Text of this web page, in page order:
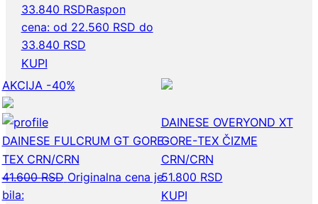
33.840 RSDRaspon
cena: od 22.560 RSD do
33.840 RSD
KUPI
AKCIJA -40%
DAINESE FULCRUM GT GORE-
TEX CRN/CRN
41.600RSD Originalna cena je
bila:
DAINESE OVERYOND XT
GORE-TEX ČIZME
CRN/CRN
51.800 RSD
KUPI